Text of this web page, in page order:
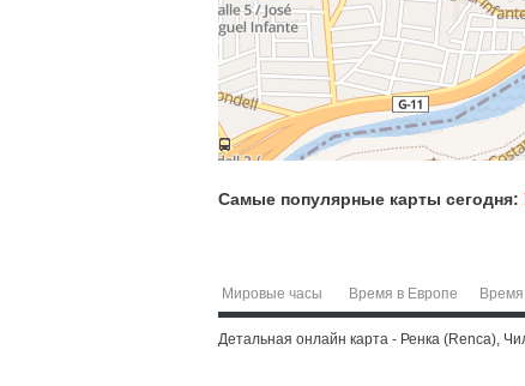
Самые популярные карты сегодня:
Мировые часы Время в Европе Время
Детальная онлайн карта - Ренка (Renca),